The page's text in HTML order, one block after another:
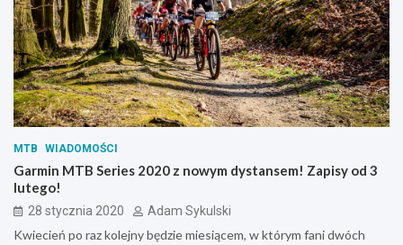
MTB WIADOMOŚCI
Garmin MTB Series 2020 z nowym dystansem! Zapisy od 3
lutego!
28 stycznia 2020 Adam Sykulski
Kwiecień po raz kolejny będzie miesiącem, w którym fani dwóch